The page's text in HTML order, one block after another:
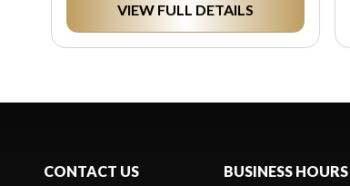
VIEW FULL DETAILS
CONTACT US BUSINESS HOURS